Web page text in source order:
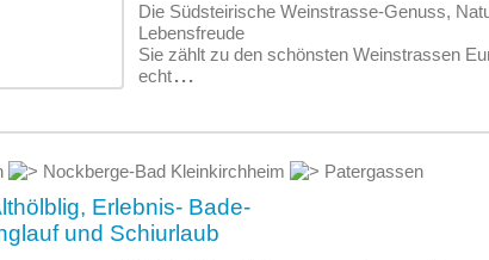
Die Südsteirische Weinstrasse-Genuss,
Lebensfreude
Sie zählt zu den schönsten Weinstrassen
echt...
Nockberge-Bad Kleinkirchheim Patergassen
Erlebnis- Bade-
und Schiurlaub